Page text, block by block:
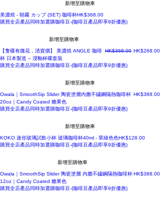
新增至購物車
美濃焼 - 朝霧 カップ (SET) 咖啡杯價格
HK$368.00
購買全店產品同時加選購咖啡豆-(咖啡豆產品即享9折優惠)
新增至購物車
【隻碟有微花，清貨價】 美濃焼 ANGLE 咖啡
杯 日本製造 – 浸釉杯碟套裝
一般價格
HK$368.00 促銷價格
HK$268.00
購買全店產品同時加選購咖啡豆-(咖啡豆產品即享9折優惠)
新增至購物車
Owala｜SmoothSip Slider 陶瓷塗層內膽不鏽鋼隔熱咖啡杯
20oz｜Candy Coated 糖果色
價格
HK$388.00
購買全店產品同時加選購咖啡豆-(咖啡豆產品即享9折優惠)
新增至購物車
KOKO 迷你玻璃試飲小杯 玻璃咖啡杯40ml - 翠綠色色價格
HK$128.00
購買全店產品同時加選購咖啡豆-(咖啡豆產品即享9折優惠)
新增至購物車
Owala｜SmoothSip Slider 陶瓷塗層 內膽不鏽鋼隔熱咖啡杯
12oz｜Candy Coated 糖果色
價格
HK$388.00
購買全店產品同時加選購咖啡豆-(咖啡豆產品即享9折優惠)